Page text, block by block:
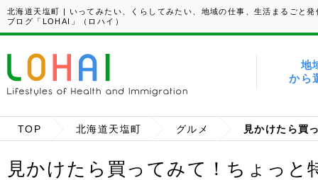
北海道天塩町 | いってみたい、くらしてみたい、地域の仕事、生活まるごと発
ブログ「LOHAI」（ロハイ）
地
から
TOP 北海道天塩町 グルメ
見かけたら買ってみて！ちょっと